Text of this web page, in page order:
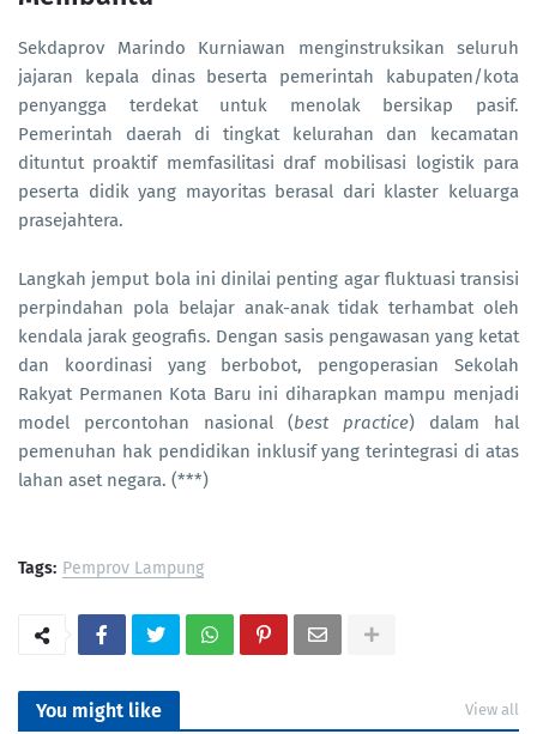
Sekdaprov Marindo Kurniawan menginstruksikan seluruh
jajaran kepala dinas beserta pemerintah kabupaten/kota
penyangga terdekat untuk menolak bersikap pasif.
Pemerintah daerah di tingkat kelurahan dan kecamatan
dituntut proaktif memfasilitasi draf mobilisasi logistik para
peserta didik yang mayoritas berasal dari klaster keluarga
prasejahtera.
Langkah jemput bola ini dinilai penting agar fluktuasi transisi
perpindahan pola belajar anak-anak tidak terhambat oleh
kendala jarak geografis. Dengan sasis pengawasan yang ketat
dan koordinasi yang berbobot, pengoperasian Sekolah
Rakyat Permanen Kota Baru ini diharapkan mampu menjadi
model percontohan nasional (best practice) dalam hal
pemenuhan hak pendidikan inklusif yang terintegrasi di atas
lahan aset negara. (***)
Tags: Pemprov Lampung
You might like View all